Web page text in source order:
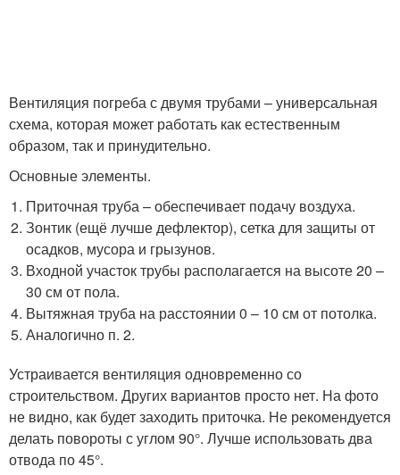
Вентиляция погреба с двумя трубами – универсальная
схема, которая может работать как естественным
образом, так и принудительно.
Основные элементы.
Приточная труба – обеспечивает подачу воздуха.
Зонтик (ещё лучше дефлектор), сетка для защиты от
осадков, мусора и грызунов.
Входной участок трубы располагается на высоте 20 –
30 см от пола.
Вытяжная труба на расстоянии 0 – 10 см от потолка.
Аналогично п. 2.
Устраивается вентиляция одновременно со
строительством. Других вариантов просто нет. На фото
не видно, как будет заходить приточка. Не рекомендуется
делать повороты с углом 90°. Лучше использовать два
отвода по 45°.